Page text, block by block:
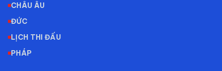
CHÂU ÂU
ĐỨC
LỊCH THI ĐẤU
PHÁP